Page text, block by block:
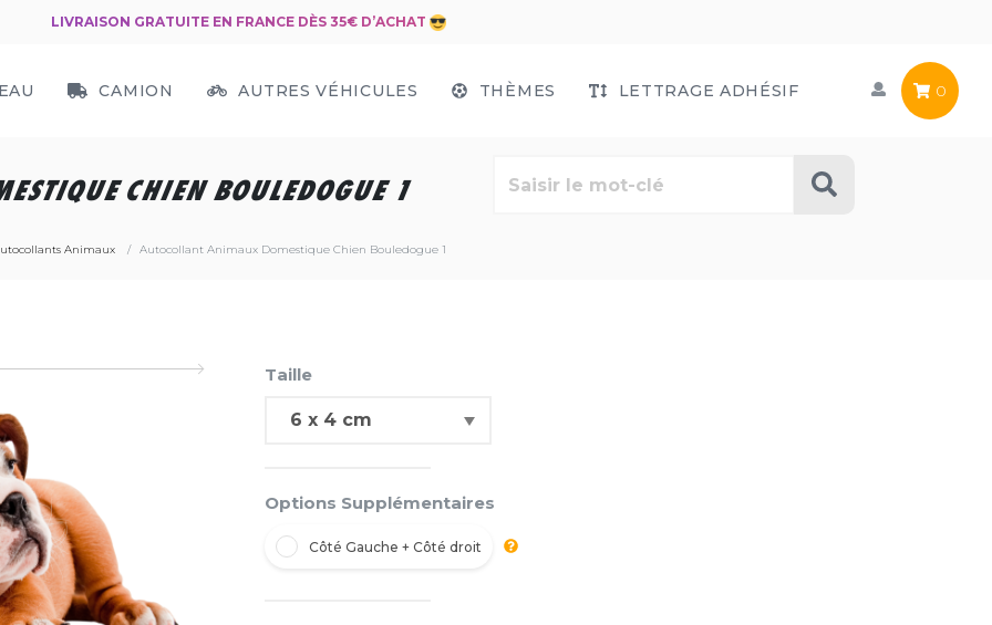
LIVRAISON GRATUITE EN FRANCE DÈS 35€ D’ACHAT
CAMION AUTRES VÉHICULES THÈMES LETTRAGE ADHÉSIF 0
CHIEN BOULEDOGUE 1
Animaux Autocollant Animaux Domestique Chien Bouledogue 1
Taille
Options Supplémentaires
Côté Gauche + Côté droit